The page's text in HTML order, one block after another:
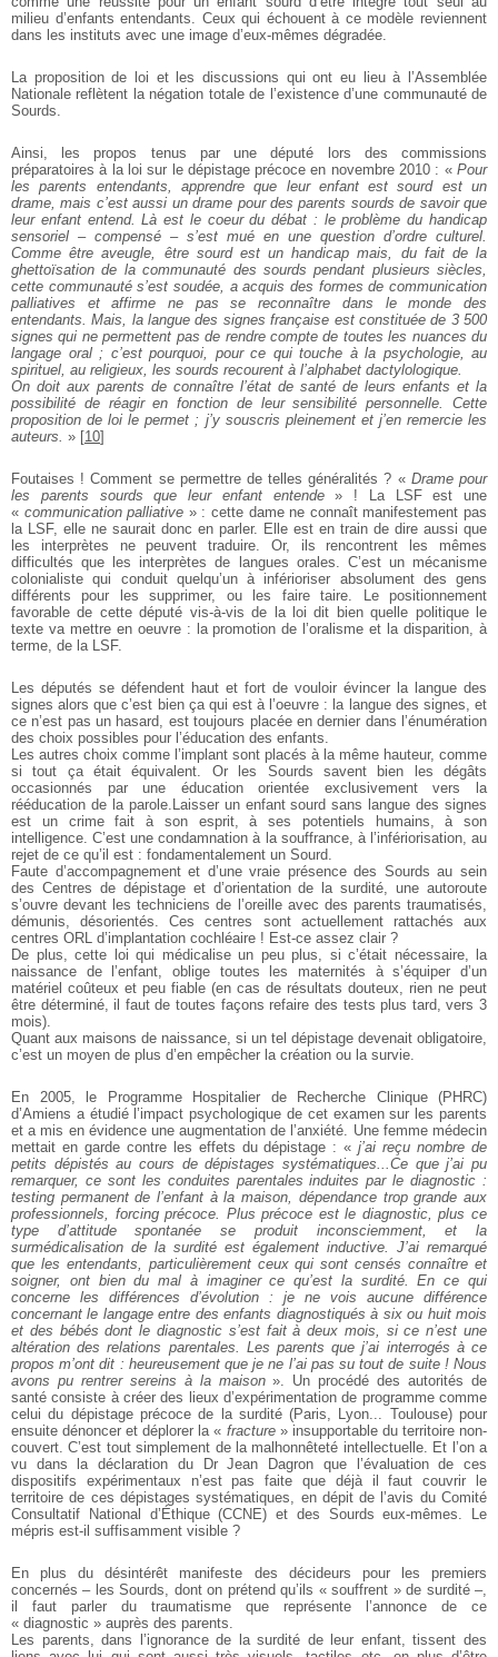
milieu d’enfants entendants. Ceux qui échouent à ce modèle reviennent
dans les instituts avec une image d’eux-mêmes dégradée.
La proposition de loi et les discussions qui ont eu lieu à l’Assemblée
Nationale reflètent la négation totale de l’existence d’une communauté de
Sourds.
Ainsi, les propos tenus par une député lors des commissions
préparatoires à la loi sur le dépistage précoce en novembre 2010 : « Pour
les parents entendants, apprendre que leur enfant est sourd est un
drame, mais c’est aussi un drame pour des parents sourds de savoir que
leur enfant entend. Là est le coeur du débat : le problème du handicap
sensoriel – compensé – s’est mué en une question d’ordre culturel.
Comme être aveugle, être sourd est un handicap mais, du fait de la
ghettoïsation de la communauté des sourds pendant plusieurs siècles,
cette communauté s’est soudée, a acquis des formes de communication
palliatives et affirme ne pas se reconnaître dans le monde des
entendants. Mais, la langue des signes française est constituée de 3 500
signes qui ne permettent pas de rendre compte de toutes les nuances du
langage oral ; c’est pourquoi, pour ce qui touche à la psychologie, au
spirituel, au religieux, les sourds recourent à l’alphabet dactylologique.
On doit aux parents de connaître l’état de santé de leurs enfants et la
possibilité de réagir en fonction de leur sensibilité personnelle. Cette
proposition de loi le permet ; j’y souscris pleinement et j’en remercie les
auteurs. » [10]
Foutaises ! Comment se permettre de telles généralités ? « Drame pour
les parents sourds que leur enfant entende» ! La LSF est une
« communication palliative » : cette dame ne connaît manifestement pas
la LSF, elle ne saurait donc en parler. Elle est en train de dire aussi que
les interprètes ne peuvent traduire. Or, ils rencontrent les mêmes
difficultés que les interprètes de langues orales. C’est un mécanisme
colonialiste qui conduit quelqu’un à inférioriser absolument des gens
différents pour les supprimer, ou les faire taire. Le positionnement
favorable de cette député vis-à-vis de la loi dit bien quelle politique le
texte va mettre en oeuvre : la promotion de l’oralisme et la disparition, à
terme, de la LSF.
Les députés se défendent haut et fort de vouloir évincer la langue des
signes alors que c’est bien ça qui est à l’oeuvre : la langue des signes, et
ce n’est pas un hasard, est toujours placée en dernier dans l’énumération
des choix possibles pour l’éducation des enfants.
Les autres choix comme l’implant sont placés à la même hauteur, comme
si tout ça était équivalent. Or les Sourds savent bien les dégâts
occasionnés par une éducation orientée exclusivement vers la
rééducation de la parole.Laisser un enfant sourd sans langue des signes
est un crime fait à son esprit, à ses potentiels humains, à son
intelligence. C’est une condamnation à la souffrance, à l’infériorisation, au
rejet de ce qu’il est : fondamentalement un Sourd.
Faute d’accompagnement et d’une vraie présence des Sourds au sein
des Centres de dépistage et d’orientation de la surdité, une autoroute
s’ouvre devant les techniciens de l’oreille avec des parents traumatisés,
démunis, désorientés. Ces centres sont actuellement rattachés aux
centres ORL d’implantation cochléaire ! Est-ce assez clair ?
De plus, cette loi qui médicalise un peu plus, si c’était nécessaire, la
naissance de l’enfant, oblige toutes les maternités à s’équiper d’un
matériel coûteux et peu fiable (en cas de résultats douteux, rien ne peut
être déterminé, il faut de toutes façons refaire des tests plus tard, vers 3
mois).
Quant aux maisons de naissance, si un tel dépistage devenait obligatoire,
c’est un moyen de plus d’en empêcher la création ou la survie.
En 2005, le Programme Hospitalier de Recherche Clinique (PHRC)
d’Amiens a étudié l’impact psychologique de cet examen sur les parents
et a mis en évidence une augmentation de l’anxiété. Une femme médecin
mettait en garde contre les effets du dépistage : «j’ai reçu nombre de
petits dépistés au cours de dépistages systématiques...Ce que j’ai pu
remarquer, ce sont les conduites parentales induites par le diagnostic :
testing permanent de l’enfant à la maison, dépendance trop grande aux
professionnels, forcing précoce. Plus précoce est le diagnostic, plus ce
type d’attitude spontanée se produit inconsciemment, et la
surmédicalisation de la surdité est également inductive. J’ai remarqué
que les entendants, particulièrement ceux qui sont censés connaître et
soigner, ont bien du mal à imaginer ce qu’est la surdité. En ce qui
concerne les différences d’évolution : je ne vois aucune différence
concernant le langage entre des enfants diagnostiqués à six ou huit mois
et des bébés dont le diagnostic s’est fait à deux mois, si ce n’est une
altération des relations parentales. Les parents que j’ai interrogés à ce
propos m’ont dit : heureusement que je ne l’ai pas su tout de suite ! Nous
avons pu rentrer sereins à la maison». Un procédé des autorités de
santé consiste à créer des lieux d’expérimentation de programme comme
celui du dépistage précoce de la surdité (Paris, Lyon... Toulouse) pour
ensuite dénoncer et déplorer la « fracture» insupportable du territoire non-
couvert. C’est tout simplement de la malhonnêteté intellectuelle. Et l’on a
vu dans la déclaration du Dr Jean Dagron que l’évaluation de ces
dispositifs expérimentaux n’est pas faite que déjà il faut couvrir le
territoire de ces dépistages systématiques, en dépit de l’avis du Comité
Consultatif National d’Éthique (CCNE) et des Sourds eux-mêmes. Le
mépris est-il suffisamment visible ?
En plus du désintérêt manifeste des décideurs pour les premiers
concernés – les Sourds, dont on prétend qu’ils « souffrent » de surdité –,
il faut parler du traumatisme que représente l’annonce de ce
« diagnostic » auprès des parents.
Les parents, dans l’ignorance de la surdité de leur enfant, tissent des